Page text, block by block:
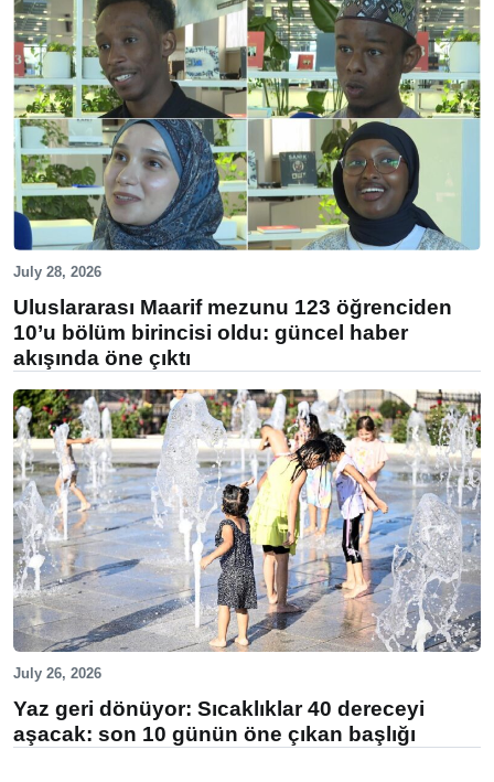
July 28, 2026
Uluslararası Maarif mezunu 123 öğrenciden
10’u bölüm birincisi oldu: güncel haber
akışında öne çıktı
July 26, 2026
Yaz geri dönüyor: Sıcaklıklar 40 dereceyi
aşacak: son 10 günün öne çıkan başlığı